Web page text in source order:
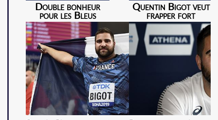
Double bonheur
pour les Bleus
Quentin Bigot veut
frapper fort